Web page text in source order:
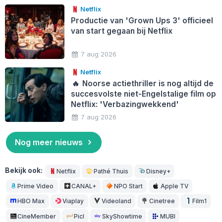
Netflix
Productie van 'Grown Ups 3' officieel
van start gegaan bij Netflix
7 aug 2026
Netflix
🔥 Noorse actiethriller is nog altijd de
succesvolste niet-Engelstalige film op
Netflix: 'Verbazingwekkend'
7 aug 2026
Nog meer nieuws
Bekijk ook: Netflix Pathé Thuis Disney+
Prime Video CANAL+ NPO Start Apple TV
HBO Max Viaplay Videoland Cinetree Film1
CineMember Picl SkyShowtime MUBI